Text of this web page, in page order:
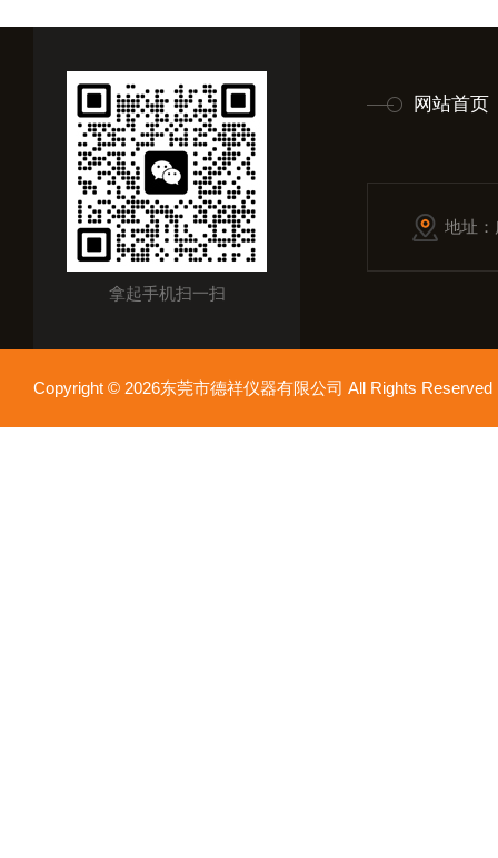
拿起手机扫一扫
网站首页
地址
Copyright © 2026东莞市德祥仪器有限公司 All Rights